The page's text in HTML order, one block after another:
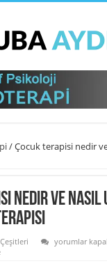
/Çocuk terapisi nedir
nedir ve nasıl
Çocuk
yorumlar